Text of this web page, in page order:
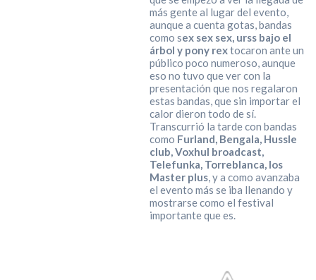
más gente al lugar del evento,
aunque a cuenta gotas, bandas
como sex sex sex, urss bajo el
árbol y pony rextocaron ante un
público poco numeroso, aunque
eso no tuvo que ver con la
presentación que nos regalaron
estas bandas, que sin importar el
calor dieron todo de sí.
Transcurrió la tarde con bandas
como Furland, Bengala, Hussle
club, Voxhul broadcast,
Telefunka, Torreblanca, los
Master plus, y a como avanzaba
el evento más se iba llenando y
mostrarse como el festival
importante que es.